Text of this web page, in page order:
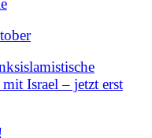
Israel – jetzt erst